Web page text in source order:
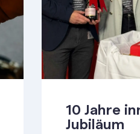
10 Jahre
Jubiläum